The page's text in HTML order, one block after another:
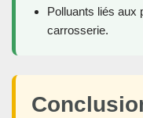
Polluants liés aux
carrosserie.